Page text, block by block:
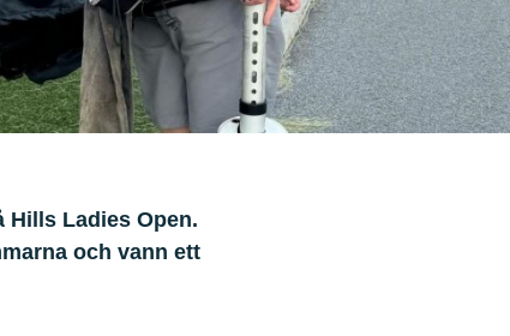
Hills Ladies Open.
och vann ett